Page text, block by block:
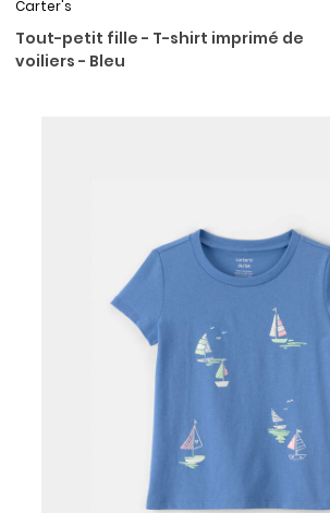
Carter's
Tout-petit fille - T-shirt imprimé de
voiliers - Bleu